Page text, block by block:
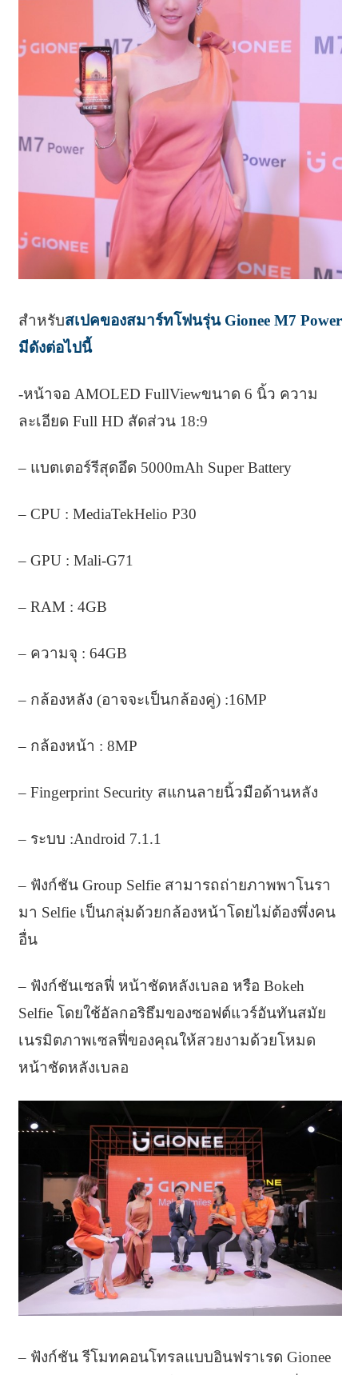
สำหรับสเปคของสมาร์ทโฟนรุ่น Gionee M7 Power
มีดังต่อไปนี้
-หน้าจอ AMOLED FullViewขนาด 6 นิ้ว ความ
ละเอียด Full HD สัดส่วน 18:9
– แบตเตอร์รีสุดอึด 5000mAh Super Battery
– CPU : MediaTekHelio P30
– GPU : Mali-G71
– RAM : 4GB
– ความจุ : 64GB
– กล้องหลัง (อาจจะเป็นกล้องคู่) :16MP
– กล้องหน้า : 8MP
– Fingerprint Security สแกนลายนิ้วมือด้านหลัง
– ระบบ :Android 7.1.1
– ฟังก์ชัน Group Selfie สามารถถ่ายภาพพาโนรา
มา Selfie เป็นกลุ่มด้วยกล้องหน้าโดยไม่ต้องพึ่งคน
อื่น
– ฟังก์ชันเซลฟี่ หน้าชัดหลังเบลอ หรือ Bokeh
Selfie โดยใช้อัลกอริธึมของซอฟต์แวร์อันทันสมัย
เนรมิตภาพเซลฟี่ของคุณให้สวยงามด้วยโหมด
หน้าชัดหลังเบลอ
– ฟังก์ชัน รีโมทคอนโทรลแบบอินฟราเรด Gionee